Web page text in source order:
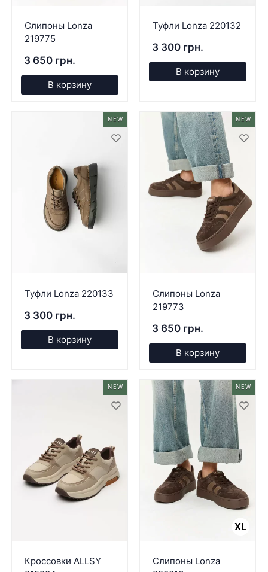
Слипоны Lonza
219775
3 650 грн.
В корзину
Туфли Lonza 220132
3 300 грн.
В корзину
NEW
Туфли Lonza 220133
3 300 грн.
В корзину
NEW
Слипоны Lonza
219773
3 650 грн.
В корзину
NEW
Кроссовки ALLSY
NEW
Слипоны Lonza